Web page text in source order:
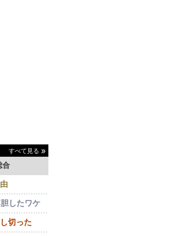
すべて見る
合
したワケ
切った